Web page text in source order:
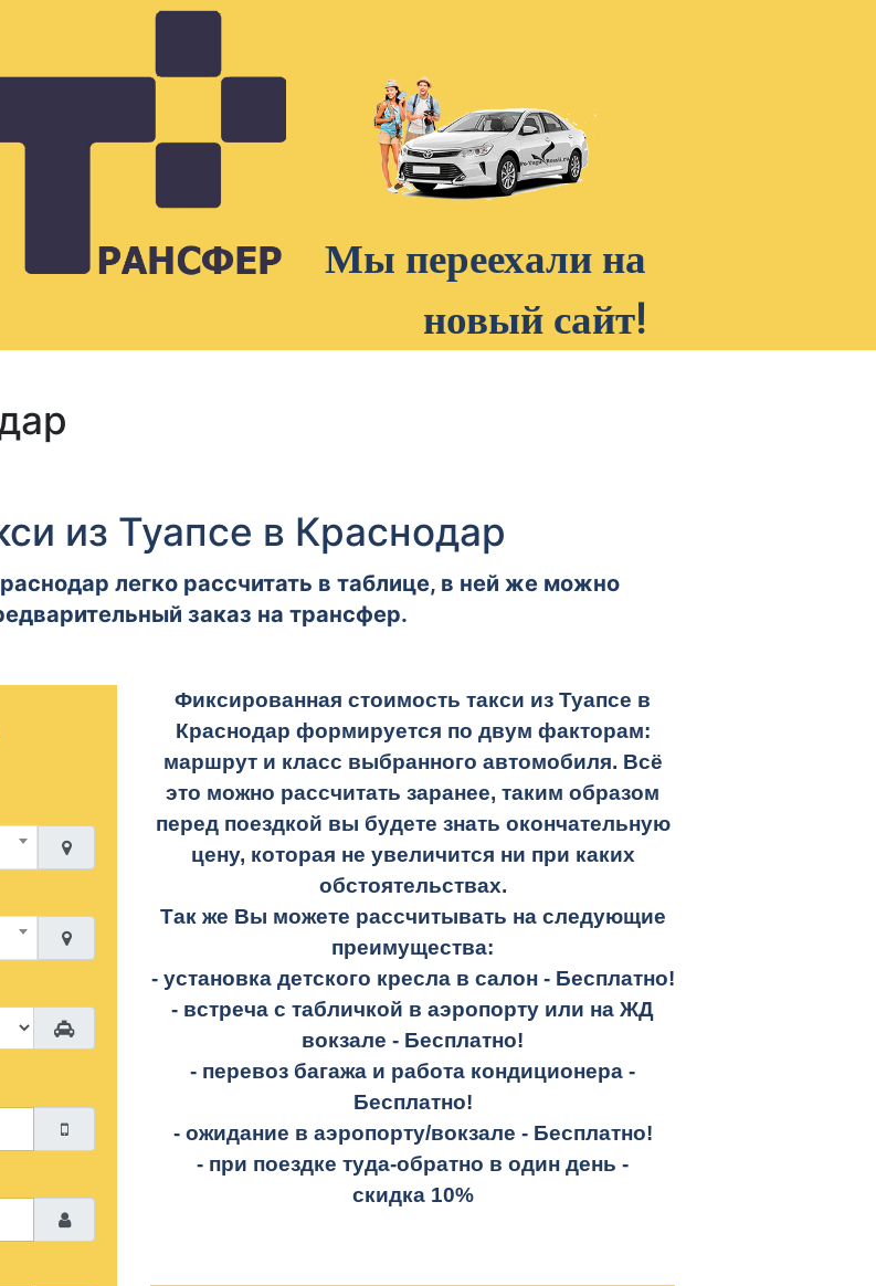
Мы переехали на
новый сайт!
из Туапсе в Краснодар
легко рассчитать в таблице, в ней же можно
заказ на трансфер.
Фиксированная стоимость такси из Туапсе в
Краснодар формируется по двум факторам:
маршрут и класс выбранного автомобиля. Всё
это можно рассчитать заранее, таким образом
перед поездкой вы будете знать окончательную
цену, которая не увеличится ни при каких
обстоятельствах.
Так же Вы можете рассчитывать на следующие
преимущества:
- установка детского кресла в салон - Бесплатно!
- встреча с табличкой в аэропорту или на ЖД
вокзале - Бесплатно!
- перевоз багажа и работа кондиционера -
Бесплатно!
- ожидание в аэропорту/вокзале - Бесплатно!
- при поездке туда-обратно в один день -
скидка 10%